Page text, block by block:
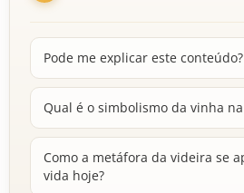
Pode me explicar este conteúdo?
Qual é o simbolismo da vinha
Como a metáfora da videira se
vida hoje?